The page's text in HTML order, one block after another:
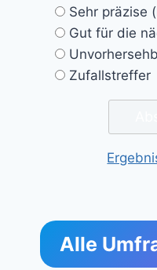
Sehr präzise
Gut für die
Zufallstreffer
Alle